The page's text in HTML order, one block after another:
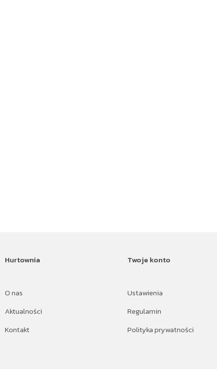
Hurtownia
O nas
Aktualności
Kontakt
Twoje konto
Ustawienia
Regulamin
Polityka prywatności